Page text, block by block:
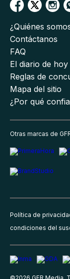
¿Quiénes
Contáctanos
FAQ
El diario de hoy
Reglas de
Mapa del sitio
¿Por qué
Otras marcas de
Política de
condiciones del